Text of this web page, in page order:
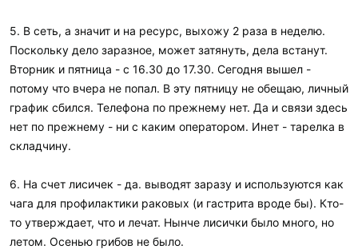
5. В сеть, а значит и на ресурс, выхожу 2 раза в неделю.
Поскольку дело заразное, может затянуть, дела встанут.
Вторник и пятница - с 16.30 до 17.30. Сегодня вышел -
потому что вчера не попал. В эту пятницу не обещаю, личный
график сбился. Телефона по прежнему нет. Да и связи здесь
нет по прежнему - ни с каким оператором. Инет - тарелка в
складчину.
6. На счет лисичек - да. выводят заразу и используются как
чага для профилактики раковых (и гастрита вроде бы). Кто-
то утверждает, что и лечат. Нынче лисички было много, но
летом. Осенью грибов не было.